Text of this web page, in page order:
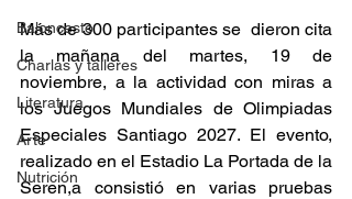
Baloncesto
Charlas y talleres
Literatura
Arte
Nutrición
Más de 300 participantes se  dieron cita
la mañana del martes, 19 de
noviembre, a la actividad con miras a
los Juegos Mundiales de Olimpiadas
Especiales Santiago 2027. El evento,
realizado en el Estadio La Portada de la
Seren,a consistió en varias pruebas